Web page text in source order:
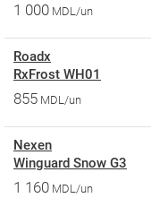
1 000 MDL/un
Roadx
RxFrost WH01
855 MDL/un
Nexen
Winguard Snow G3
1 160 MDL/un